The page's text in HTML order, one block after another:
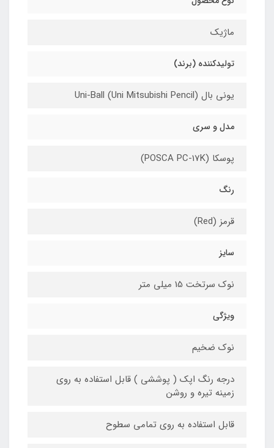
ماژیک
تولیدکننده (برند)
یونی بال (Uni-Ball (Uni Mitsubishi Pencil
مدل و سری
پوسکا (POSCA PC-17K)
رنگ
قرمز (Red)
سایز
نوک سرتخت 15 میلی متر
ویژگی
نوک ضخیم
درجه رنگ اپک ( پوششی ) قابل استفاده به روی
زمینه تیره و روشن
قابل استفاده به روی تمامی سطوح